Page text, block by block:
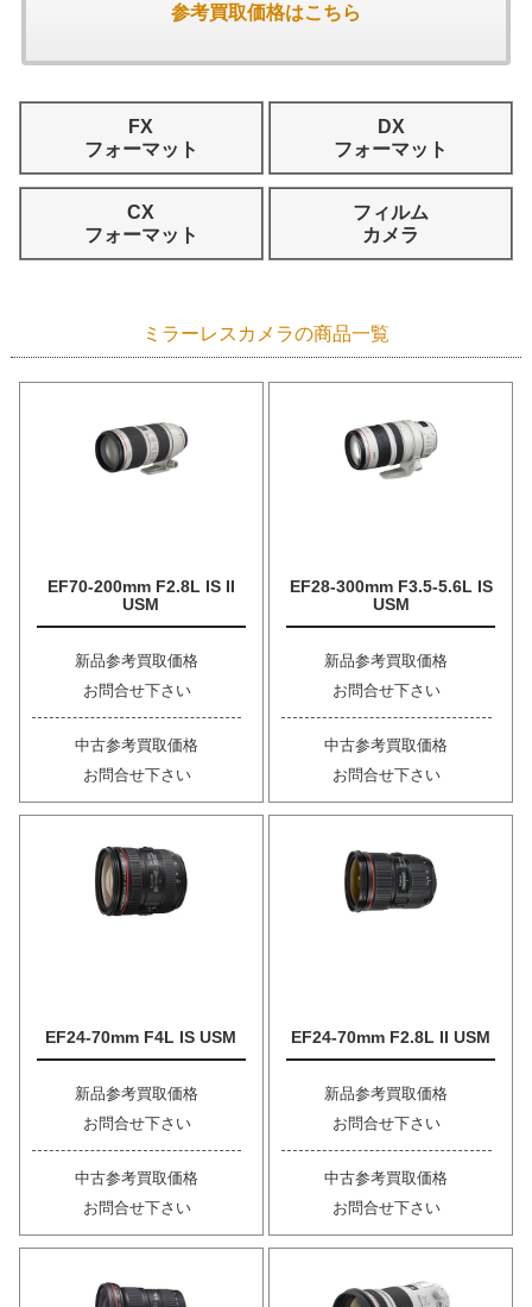
参考買取価格はこちら
FX
フォーマット
DX
フォーマット
CX
フォーマット
フィルム
カメラ
ミラーレスカメラの商品一覧
EF70-200mm F2.8L IS II
USM
新品参考買取価格
お問合せ下さい
中古参考買取価格
お問合せ下さい
EF28-300mm F3.5-5.6L IS
USM
新品参考買取価格
お問合せ下さい
中古参考買取価格
お問合せ下さい
EF24-70mm F4L IS USM
新品参考買取価格
お問合せ下さい
中古参考買取価格
お問合せ下さい
EF24-70mm F2.8L II USM
新品参考買取価格
お問合せ下さい
中古参考買取価格
お問合せ下さい